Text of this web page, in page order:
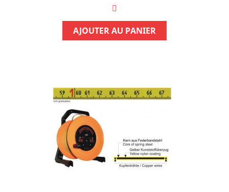
AJOUTER AU PANIER